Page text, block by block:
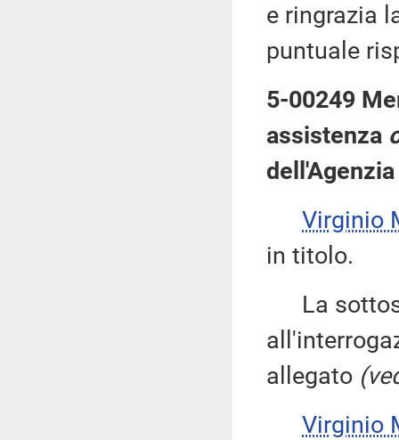
e ringrazia
puntuale
5-00249
assistenza
Virginio
in titolo.
La
allegato
Virginio